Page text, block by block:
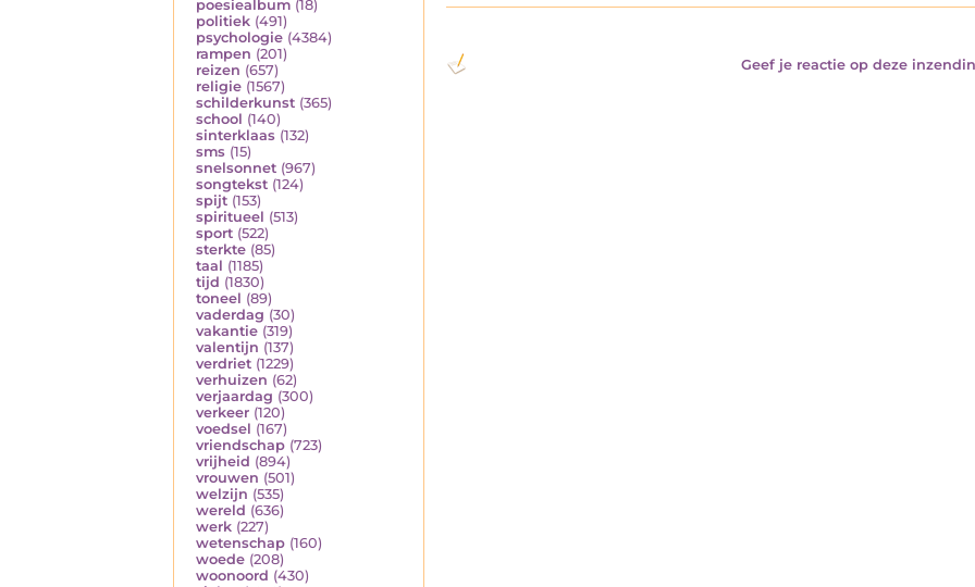
poesiealbum (18)
politiek (491)
psychologie (4384)
rampen (201)
reizen (657)
religie (1567)
schilderkunst (365)
school (140)
sinterklaas (132)
sms (15)
snelsonnet (967)
songtekst (124)
spijt (153)
spiritueel (513)
sport (522)
sterkte (85)
taal (1185)
tijd (1830)
toneel (89)
vaderdag (30)
vakantie (319)
valentijn (137)
verdriet (1229)
verhuizen (62)
verjaardag (300)
verkeer (120)
voedsel (167)
vriendschap (723)
vrijheid (894)
vrouwen (501)
welzijn (535)
wereld (636)
werk (227)
wetenschap (160)
woede (208)
woonoord (430)
Geef je reactie op deze